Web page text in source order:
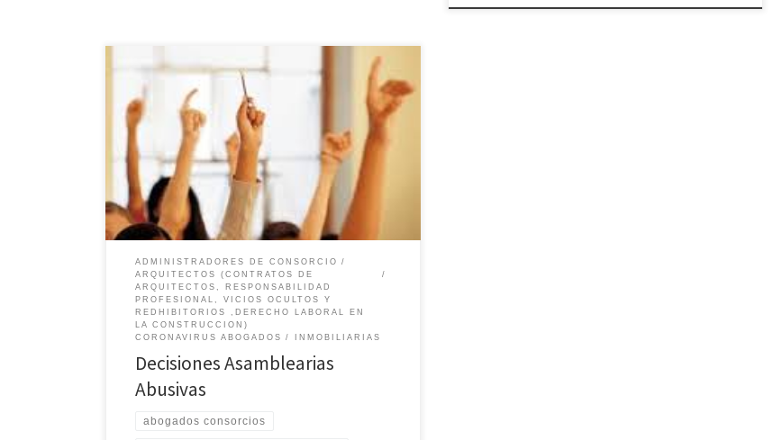
Decisiones Asamblearias Abusivas- Que ocurre cuando
la decisión asamblearia, contraria la ley o el
reglamento interno? ¿Que pasa cuando no hay
quórum, no se respetan las mayorías, o se computan
indebidamente los votos que de lo contrario hubiesen
invalidado la decisión? Las decisiones asamblearias
abusivas: La Vida Consorcial, fuente de […]
ADMINISTRADORES DE CONSORCIO
ARQUITECTOS (CONTRATOS DE
ARQUITECTOS, RESPONSABILIDAD
PROFESIONAL, VICIOS OCULTOS Y
REDHIBITORIOS ,DERECHO LABORAL EN
LA CONSTRUCCION)
CORONAVIRUS ABOGADOS
INMOBILIARIAS
Decisiones Asamblearias
Abusivas
abogados consorcios